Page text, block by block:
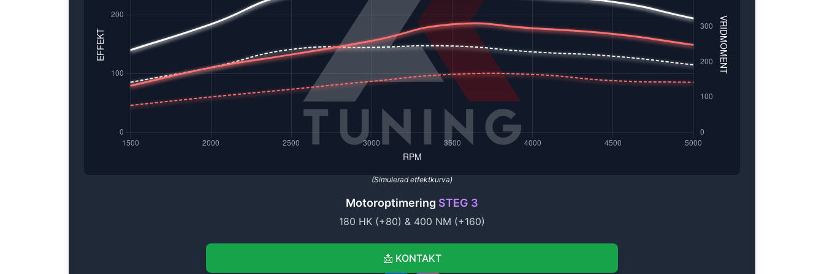
Kontakta oss för mer information kring effekt, pris samt tidsåtgång!
AK-TUNING är specialister på skräddarsydd motoroptimering, chiptuning och ECU-programmering för alla bilmärken.
Vi erbjuder effektökning, bättre bränsleekonomi och optimerade köregenskaper. Tjänster i Göteborg, Stockholm, Malmö, Jönköping, Örebro och Storvik.
All mjukvara utvecklas in-house med fokus på kvalitet, säkerhet och lång livslängd. Välkommen till en ny nivå av bilprestanda med AK-TUNING.
(Simulerad effektkurva)
Motoroptimering STEG 3
180 HK (+80) & 400 NM (+160)
📩 KONTAKT